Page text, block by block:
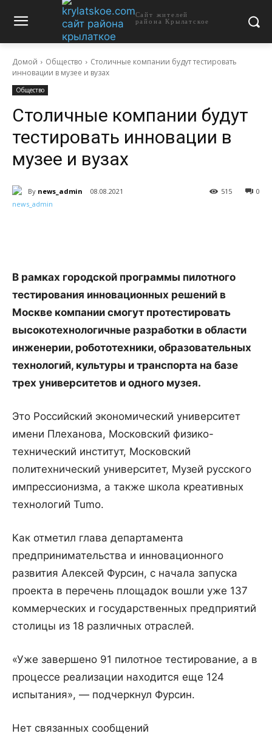
Сайт жителей
района Крылатское
Домой Общество
Столичные компании будут тестировать
инновации в музее и вузах
Общество
Столичные компании будут
тестировать инновации в
музее и вузах
By news_admin 08.08.2021 0
515
В рамках городской программы пилотного
тестирования инновационных решений в
Москве компании смогут протестировать
высокотехнологичные разработки в области
инженерии, робототехники, образовательных
технологий, культуры и транспорта на базе
трех университетов и одного музея.
Это Российский экономический университет
имени Плеханова, Московский физико-
технический институт, Московский
политехнический университет, Музей русского
импрессионизма, а также школа креативных
технологий Tumo.
Как отметил глава департамента
предпринимательства и инновационного
развития Алексей Фурсин, с начала запуска
проекта в перечень площадок вошли уже 137
коммерческих и государственных предприятий
столицы из 18 различных отраслей.
«Уже завершено 91 пилотное тестирование, а в
процессе реализации находится еще 124
испытания», — подчеркнул Фурсин.
Нет связанных сообщений